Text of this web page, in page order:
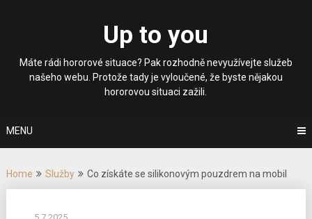
Up to you
Máte rádi hororové situace? Pak rozhodně nevyužívejte služeb
našeho webu. Protože tady je vyloučené, že byste nějakou
hororovou situaci zažili.
MENU
Home Služby Co získáte se silikonovým pouzdrem na mobil